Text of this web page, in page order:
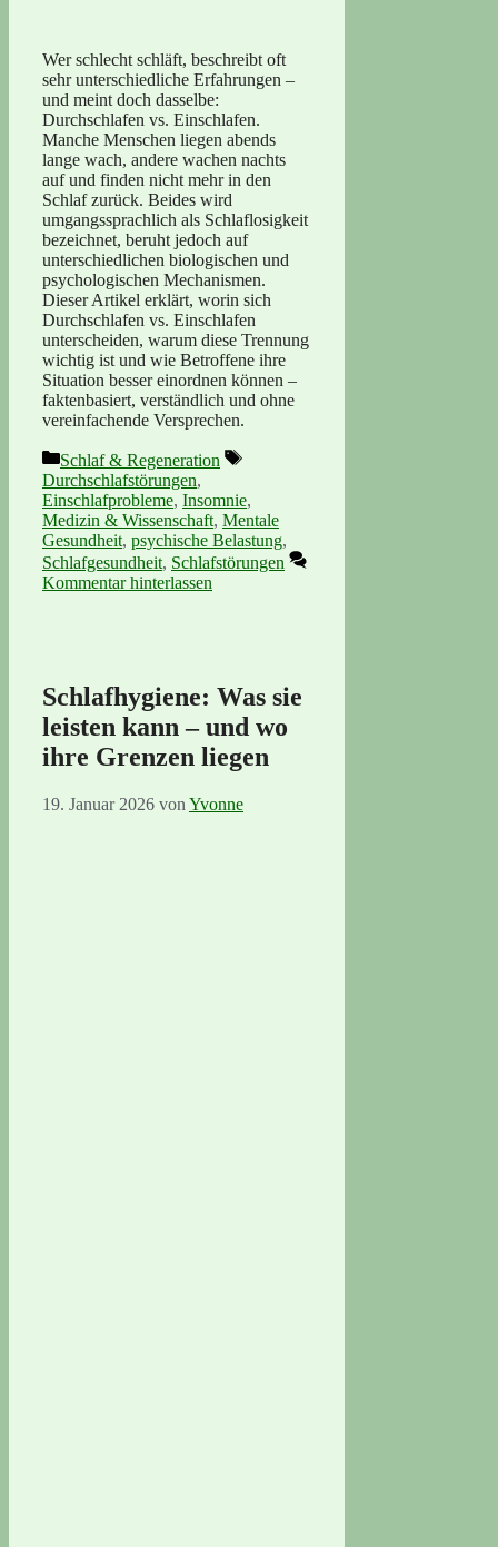
Wer schlecht schläft, beschreibt oft
sehr unterschiedliche Erfahrungen –
und meint doch dasselbe:
Durchschlafen vs. Einschlafen.
Manche Menschen liegen abends
lange wach, andere wachen nachts
auf und finden nicht mehr in den
Schlaf zurück. Beides wird
umgangssprachlich als Schlaflosigkeit
bezeichnet, beruht jedoch auf
unterschiedlichen biologischen und
psychologischen Mechanismen.
Dieser Artikel erklärt, worin sich
Durchschlafen vs. Einschlafen
unterscheiden, warum diese Trennung
wichtig ist und wie Betroffene ihre
Situation besser einordnen können –
faktenbasiert, verständlich und ohne
vereinfachende Versprechen.
Kategorien
Schlaf & Regeneration
Schlagwörter
Durchschlafstörungen,
Einschlafprobleme, Insomnie,
Medizin & Wissenschaft, Mentale
Gesundheit, psychische Belastung,
Schlafgesundheit, Schlafstörungen
Kommentar hinterlassen
Schlafhygiene: Was sie
leisten kann – und wo
ihre Grenzen liegen
19. Januar 2026 von Yvonne